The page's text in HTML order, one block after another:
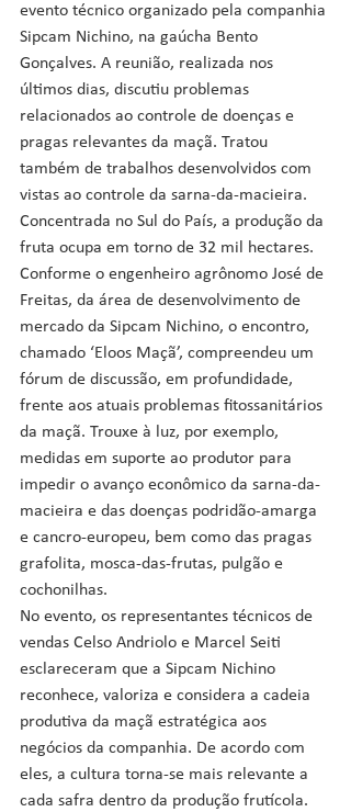
evento técnico organizado pela companhia
Sipcam Nichino, na gaúcha Bento
Gonçalves. A reunião, realizada nos
últimos dias, discutiu problemas
relacionados ao controle de doenças e
pragas relevantes da maçã. Tratou
também de trabalhos desenvolvidos com
vistas ao controle da sarna-da-macieira.
Concentrada no Sul do País, a produção da
fruta ocupa em torno de 32 mil hectares.
Conforme o engenheiro agrônomo José de
Freitas, da área de desenvolvimento de
mercado da Sipcam Nichino, o encontro,
chamado ‘Eloos Maçã’, compreendeu um
fórum de discussão, em profundidade,
frente aos atuais problemas fitossanitários
da maçã. Trouxe à luz, por exemplo,
medidas em suporte ao produtor para
impedir o avanço econômico da sarna-da-
macieira e das doenças podridão-amarga
e cancro-europeu, bem como das pragas
grafolita, mosca-das-frutas, pulgão e
cochonilhas.
No evento, os representantes técnicos de
vendas Celso Andriolo e Marcel Seiti
esclareceram que a Sipcam Nichino
reconhece, valoriza e considera a cadeia
produtiva da maçã estratégica aos
negócios da companhia. De acordo com
eles, a cultura torna-se mais relevante a
cada safra dentro da produção frutícola.